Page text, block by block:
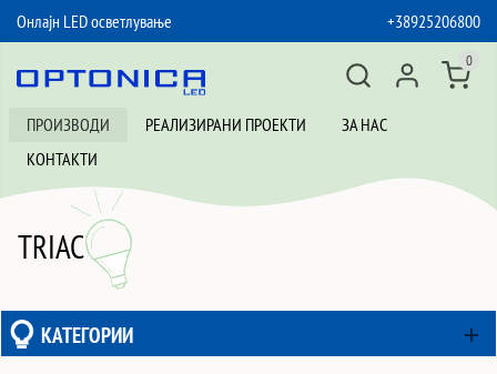
Онлајн LED осветлување
+38925206800
ПРОИЗВОДИ РЕАЛИЗИРАНИ ПРОЕКТИ
ЗА НАС
КОНТАКТИ
0
TRIAC
КАТЕГОРИИ